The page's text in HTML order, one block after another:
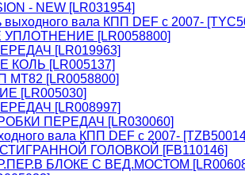
- NEW [LR031954]
выходного вала КПП DEF c 2007-
[LR0058800]
[LR019963]
[LR005137]
МТ82 [LR0058800]
[LR005030]
[LR008997]
ПЕРЕДАЧ [LR030060]
вала КПП DEF c 2007-
ГОЛОВКОЙ [FB110146]
БЛОКЕ С ВЕД.МОСТОМ